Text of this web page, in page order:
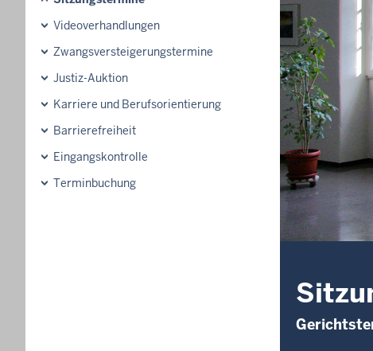
Videoverhandlungen
Zwangsversteigerungstermine
Justiz-Auktion
Karriere und Berufsorientierung
Barrierefreiheit
Eingangskontrolle
Terminbuchung